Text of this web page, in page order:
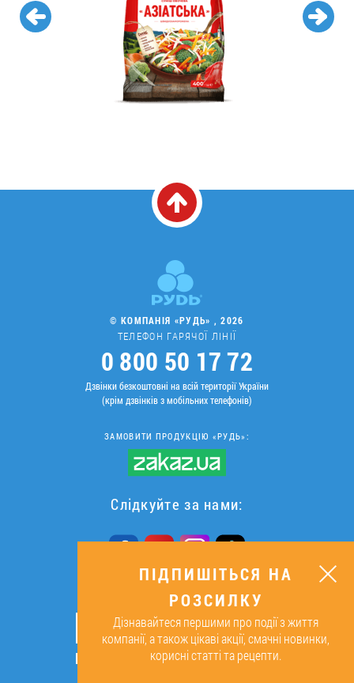
© КОМПАНІЯ «РУДЬ» , 2026
ТЕЛЕФОН ГАРЯЧОЇ ЛІНІЇ
0 800 50 17 72
Дзвінки безкоштовні на всій території України
(крім дзвінків з мобільних телефонів)
ЗАМОВИТИ ПРОДУКЦІЮ «РУДЬ»:
Слідкуйте за нами:
ПІДПИШІТЬСЯ НА РОЗСИЛКУ
ОК
Підписуючись, я даю згоду на
ПІДПИШІТЬСЯ НА
РОЗСИЛКУ
Дізнавайтеся першими про події з життя
компанії, а також цікаві акції, смачні новинки,
корисні статті та рецепти.